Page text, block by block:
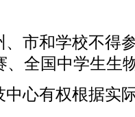
市和学校不得
、全国中学生生
中心有权根据实